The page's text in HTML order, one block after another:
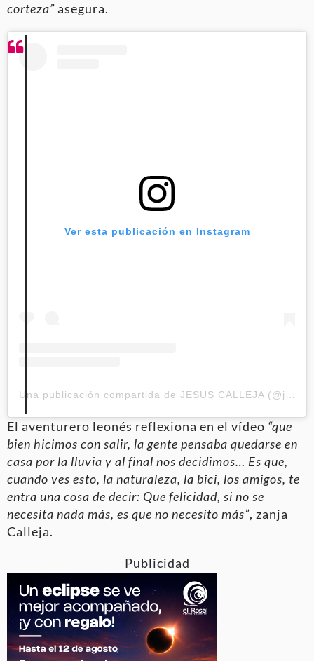
corteza”asegura.
Ver esta publicación en Instagram
El aventurero leonés reflexiona en el vídeo “que
bien hicimos con salir, la gente pensaba quedarse en
casa por la lluvia y al final nos decidimos… Es que,
cuando ves esto, la naturaleza, la bici, los amigos, te
entra una cosa de decir: Que felicidad, si no se
necesita nada más, es que no necesito más”, zanja
Calleja.
Publicidad